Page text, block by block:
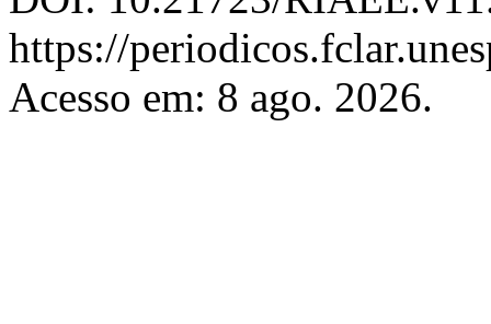
https://
Acesso em: 8 ago. 2026.